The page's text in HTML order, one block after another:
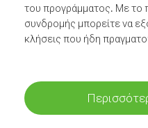
του προγράμματος. Με το
συνδρομής μπορείτε να
κλήσεις που ήδη